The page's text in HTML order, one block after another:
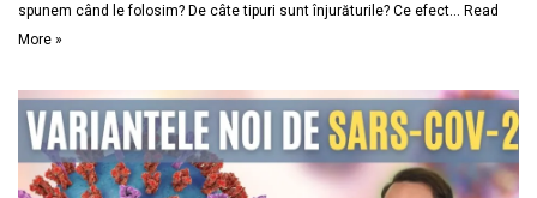
spunem când le folosim? De câte tipuri sunt înjurăturile? Ce efect… Read
More »